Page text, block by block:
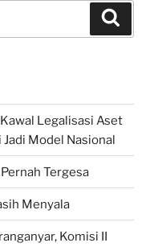
Legalisasi Aset
Jadi Model Nasional
Tergesa
Menyala
Komisi II